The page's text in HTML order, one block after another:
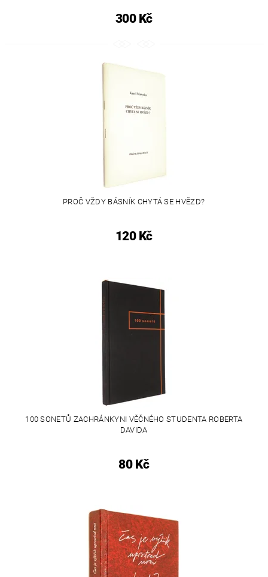
300 Kč
PROČ VŽDY BÁSNÍK CHYTÁ SE HVĚZD?
120 Kč
100 SONETŮ ZACHRÁNKYNI VĚČNÉHO STUDENTA ROBERTA
DAVIDA
80 Kč